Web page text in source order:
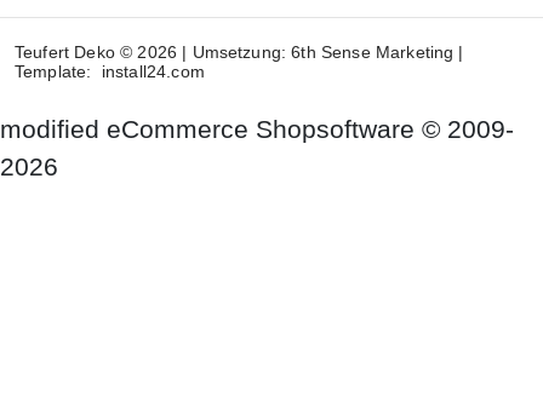
Teufert Deko © 2026 | Umsetzung:6th Sense Marketing |
Template:
install24.com
modified eCommerce Shopsoftware © 2009-
2026